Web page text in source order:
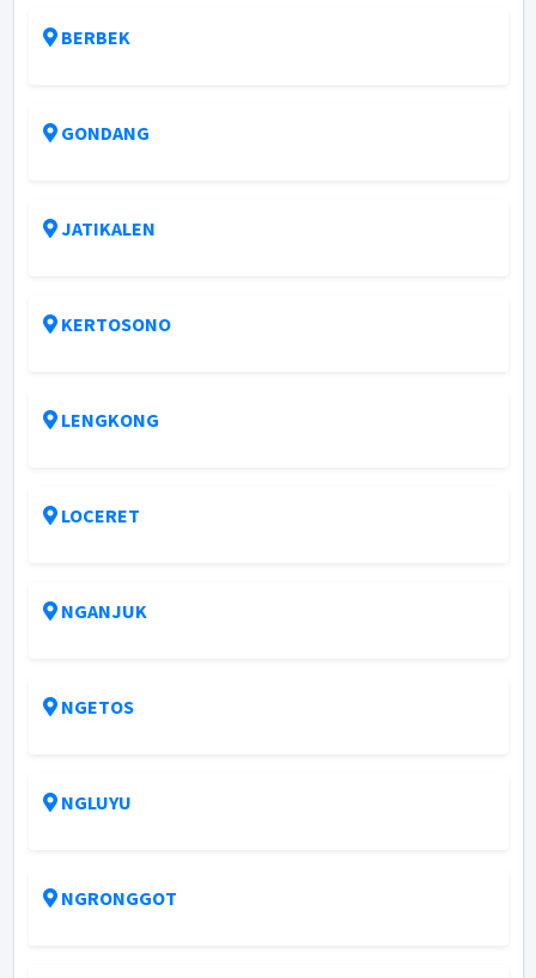
BERBEK
GONDANG
JATIKALEN
KERTOSONO
LENGKONG
LOCERET
NGANJUK
NGETOS
NGLUYU
NGRONGGOT